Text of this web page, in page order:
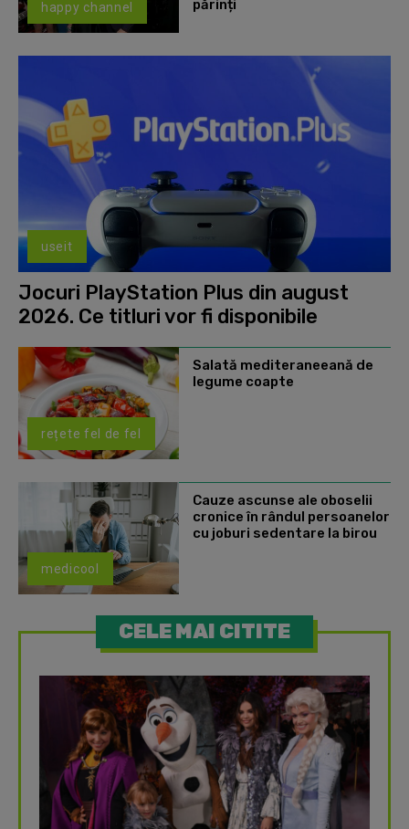
happy channel
părinți
useit
Jocuri PlayStation Plus din august
2026. Ce titluri vor fi disponibile
rețete fel de fel
Salată mediteraneeană de
legume coapte
medicool
Cauze ascunse ale oboselii
cronice în rândul persoanelor
cu joburi sedentare la birou
CELE MAI CITITE